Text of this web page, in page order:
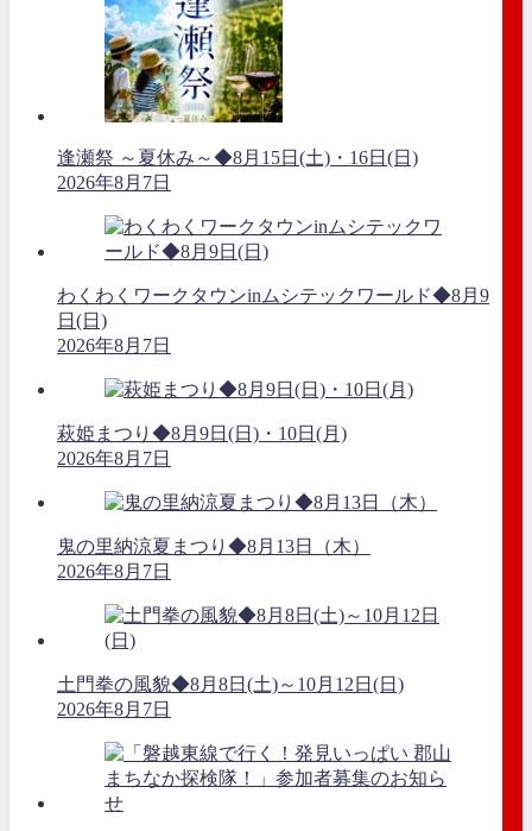
逢瀬祭 ～夏休み～◆8月15日(土)・16日(日)
2026年8月7日
わくわくワークタウンinムシテックワールド◆8月9
日(日)
2026年8月7日
萩姫まつり◆8月9日(日)・10日(月)
2026年8月7日
鬼の里納涼夏まつり◆8月13日（木）
2026年8月7日
土門拳の風貌◆8月8日(土)～10月12日(日)
2026年8月7日